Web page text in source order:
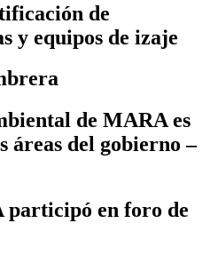
de
y equipos de izaje
de MARA es
áreas del gobierno –
en foro de